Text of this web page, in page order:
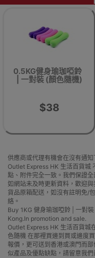
0.5KG健身瑜珈啞鈴
| 一對裝 (顏色隨機)
$38
供應商或代理有機會在沒有通
Outlet Express HK 生活百貨城
點、附件完全一致。我們保證全
如網站未及時更新資料，歡迎與
貨品原箱配送，如沒有註明免/
絡。
Buy 1KG 健身瑜珈啞鈴 | 一對
Kong.In promotion and sale.
Outlet Express HK 生活百貨城
色隨機 在那裡買邊到買或邊度
報價，更可送到香港或澳門而
似產品及優點缺點，請留意我們